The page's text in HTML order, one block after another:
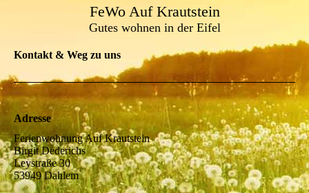
FeWo Auf Krautstein
Gutes wohnen in der Eifel
Kontakt & Weg zu uns
Adresse
Ferienwohnung Auf Krautstein
Birgit Dederichs
Leystraße 30
53949 Dahlem